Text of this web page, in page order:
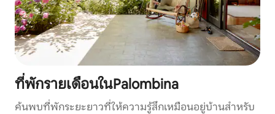
ที่พักรายเดือนในPalombina
ค้นพบที่พักระยะยาวที่ให้ความรู้สึกเหมือนอยู่บ้านสำหรับ